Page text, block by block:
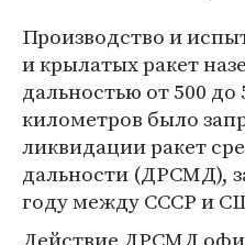
Производство и
и крылатых ракет
дальностью от 500 до
километров было
ликвидации ракет
дальности (ДРСМД),
году между СССР и